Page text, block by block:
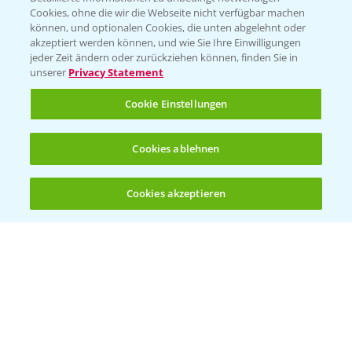
(noch 4)
KONTAKT
Hilfe in Notfällen
T.+49 (0)214/30-20220
Folgen Sie uns
Cookies, ohne die wir die Webseite nicht verfügbar machen
können, und optionalen Cookies, die unten abgelehnt oder
akzeptiert werden können, und wie Sie Ihre Einwilligungen
jeder Zeit ändern oder zurückziehen können, finden Sie in
unserer Privacy Statement
Cookie Einstellungen
Cookies ablehnen
Cookies akzeptieren